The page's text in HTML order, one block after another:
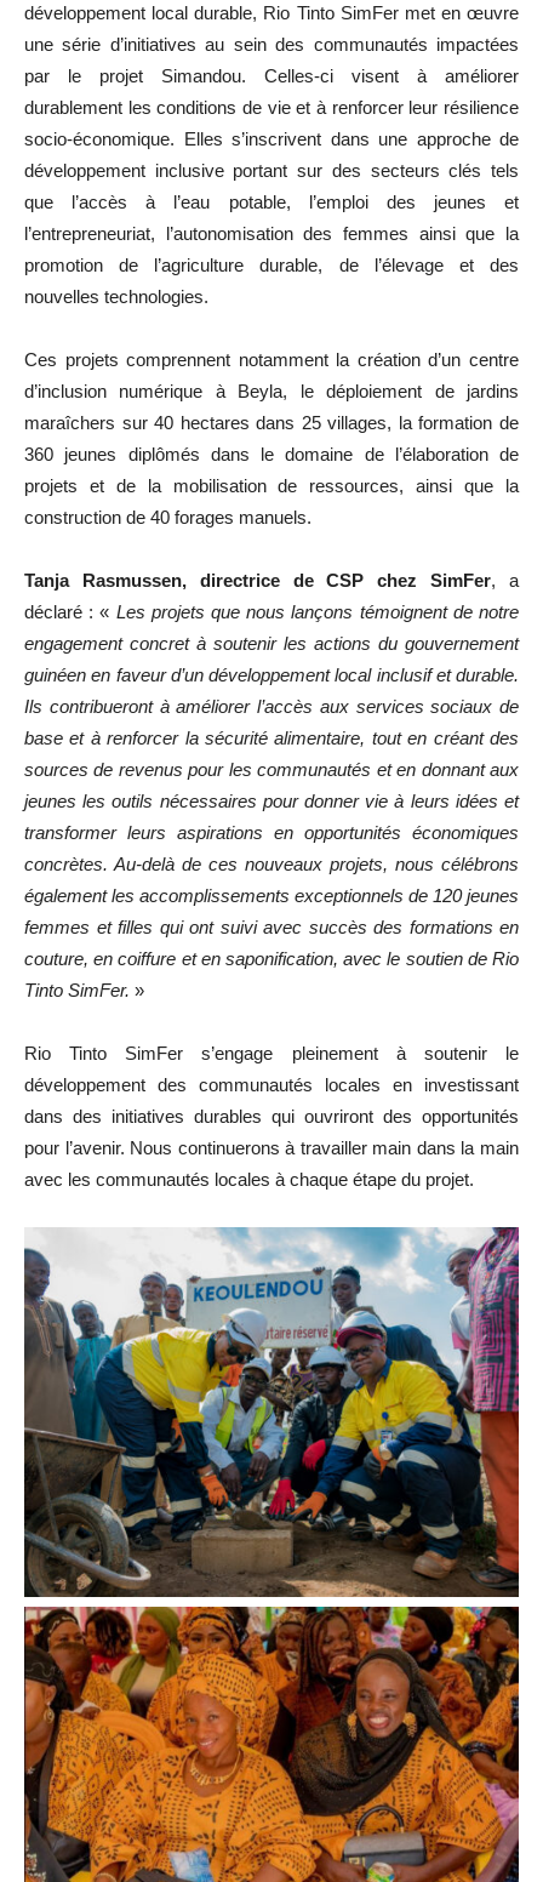
développement local durable, Rio Tinto SimFer met en œuvre
une série d’initiatives au sein des communautés impactées
par le projet Simandou. Celles-ci visent à améliorer
durablement les conditions de vie et à renforcer leur résilience
socio-économique. Elles s’inscrivent dans une approche de
développement inclusive portant sur des secteurs clés tels
que l’accès à l’eau potable, l’emploi des jeunes et
l’entrepreneuriat, l’autonomisation des femmes ainsi que la
promotion de l’agriculture durable, de l’élevage et des
nouvelles technologies.
Ces projets comprennent notamment la création d’un centre
d’inclusion numérique à Beyla, le déploiement de jardins
maraîchers sur 40 hectares dans 25 villages, la formation de
360 jeunes diplômés dans le domaine de l’élaboration de
projets et de la mobilisation de ressources, ainsi que la
construction de 40 forages manuels.
Tanja Rasmussen, directrice de CSP chez SimFer, a
déclaré : « Les projets que nous lançons témoignent de notre
engagement concret à soutenir les actions du gouvernement
guinéen en faveur d’un développement local inclusif et durable.
Ils contribueront à améliorer l’accès aux services sociaux de
base et à renforcer la sécurité alimentaire, tout en créant des
sources de revenus pour les communautés et en donnant aux
jeunes les outils nécessaires pour donner vie à leurs idées et
transformer leurs aspirations en opportunités économiques
concrètes. Au-delà de ces nouveaux projets, nous célébrons
également les accomplissements exceptionnels de 120 jeunes
femmes et filles qui ont suivi avec succès des formations en
couture, en coiffure et en saponification, avec le soutien de Rio
Tinto SimFer. »
Rio Tinto SimFer s’engage pleinement à soutenir le
développement des communautés locales en investissant
dans des initiatives durables qui ouvriront des opportunités
pour l’avenir. Nous continuerons à travailler main dans la main
avec les communautés locales à chaque étape du projet.